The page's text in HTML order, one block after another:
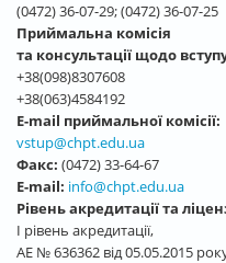
(0472) 36-07-29; (0472) 36-07-25
Приймальна комісія
та консультації щодо
+38(098)8307608
+38(063)4584192
E-mail приймальної комісії:
vstup@chpt.edu.ua
Факс: (0472) 33-64-67
E-mail: info@chpt.edu.ua
Рівень акредитації та
І рівень акредитації,
АЕ № 636362 від 05.05.2015